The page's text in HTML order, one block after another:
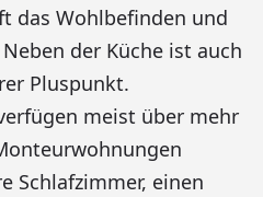
das Wohlbefinden und
der Küche ist auch
Pluspunkt.
meist über mehr
Schlafzimmer, einen